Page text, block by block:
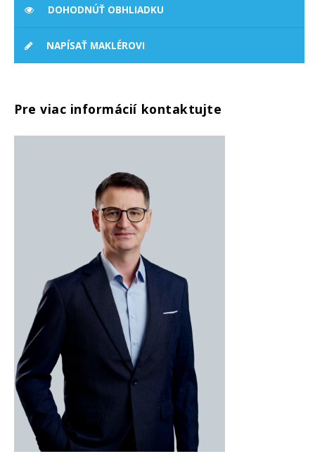
DOHODNÚŤ OBHLIADKU
NAPÍSAŤ MAKLÉROVI
Pre viac informácií kontaktujte